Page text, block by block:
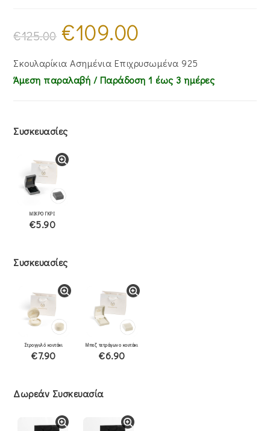
€125.00
Original
price
was:
€109.00
€109.00.
Σκουλαρίκια Ασημένια Επιχρυσωμένα 925
Άμεση παραλαβή / Παράδoση 1 έως 3 ημέρες
Συσκευασίες
ΜΙΚΡΟ ΓΚΡΙ
€5.90
Συσκευασίες
Στρογγυλό κουτάκι
€7.90
Μπεζ τετράγωνο κουτάκι
€6.90
Δωρεάν Συσκευασία